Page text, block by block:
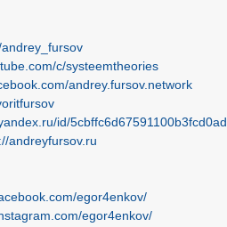
c/systeemtheories
andrey.fursov.network
id/5cbffc6d67591100b3fcd0ad
andreyfursov.ru
egor4enkov/
egor4enkov/